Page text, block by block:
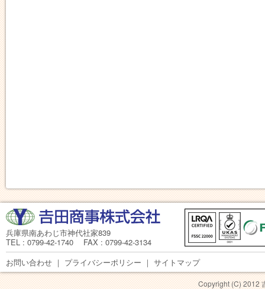
兵庫県南あわじ市神代社家839
TEL : 0799-42-1740 FAX : 0799-42-3134
お問い合わせ ｜ プライバシーポリシー ｜ サイトマップ
Copyright (C) 2012